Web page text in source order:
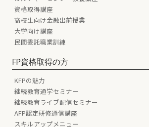
資格取得講座
高校生向け金融出前授業
大学向け講座
民間委託職業訓練
FP資格取得の方
KFPの魅力
継続教育通学セミナー
継続教育ライブ配信セミナー
AFP認定研修通信講座
スキルアップメニュー